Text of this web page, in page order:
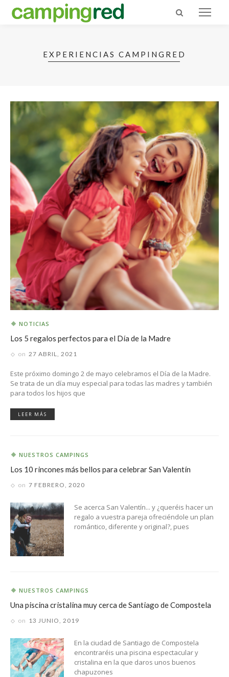
EXPERIENCIAS CAMPINGRED
NOTICIAS
Los 5 regalos perfectos para el Día de la Madre
on 27 ABRIL, 2021
Este próximo domingo 2 de mayo celebramos el Día de la Madre.
Se trata de un día muy especial para todas las madres y también
para todos los hijos que
LEER MÁS
NUESTROS CAMPINGS
Los 10 rincones más bellos para celebrar San Valentín
on 7 FEBRERO, 2020
Se acerca San Valentín... y ¿queréis hacer un
regalo a vuestra pareja ofreciéndole un plan
romántico, diferente y original?, pues
NUESTROS CAMPINGS
Una piscina cristalina muy cerca de Santiago de Compostela
on 13 JUNIO, 2019
En la ciudad de Santiago de Compostela
encontraréis una piscina espectacular y
cristalina en la que daros unos buenos
chapuzones